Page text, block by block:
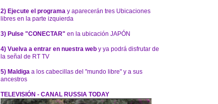
2) Ejecute el programa y aparecerán tres Ubicaciones
libres en la parte izquierda
3) Pulse "CONECTAR" en la ubicación JAPÓN
4) Vuelva a entrar en nuestra web y ya podrá disfrutar de
la señal de RT TV
5) Maldiga a los cabecillas del "mundo libre" y a sus
ancestros
TELEVISIÓN - CANAL RUSSIA TODAY